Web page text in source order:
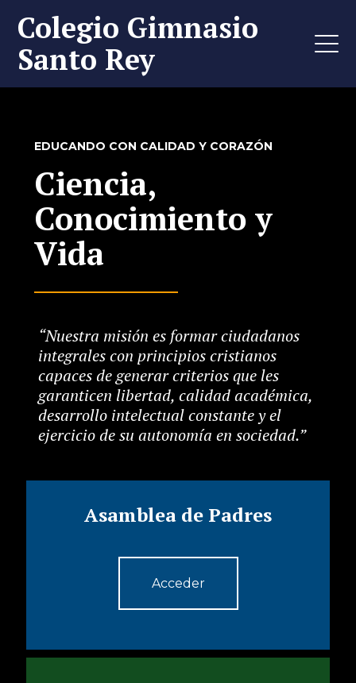
Colegio Gimnasio
Santo Rey
EDUCANDO CON CALIDAD Y CORAZÓN
Ciencia,
Conocimiento y
Vida
“Nuestra misión es formar ciudadanos
integrales con principios cristianos
capaces de generar criterios que les
garanticen libertad, calidad académica,
desarrollo intelectual constante y el
ejercicio de su autonomía en sociedad.”
Asamblea de Padres
Acceder